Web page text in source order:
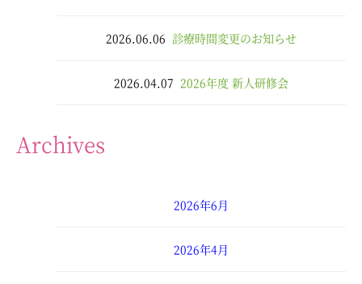
2026.06.06 診療時間変更のお知らせ
2026.04.07 2026年度 新人研修会
Archives
2026年6月
2026年4月